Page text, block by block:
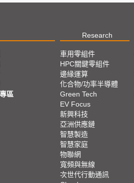
Research
區
車用零組件
HPC關鍵零組件
邊緣運算
化合物/功率半導體
Green Tech
EV Focus
新興科技
亞洲供應鏈
智慧製造
智慧家庭
物聯網
寬頻與無線
次世代行動通訊